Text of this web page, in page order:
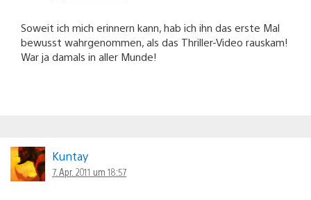
Soweit ich mich erinnern kann, hab ich ihn das erste Mal
bewusst wahrgenommen, als das Thriller-Video rauskam!
War ja damals in aller Munde!
Kuntay
7. Apr. 2011 um 18:57